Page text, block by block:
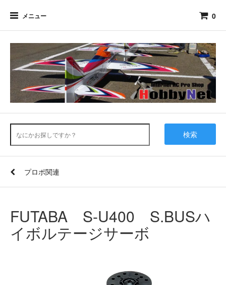
メニュー 0
検索
プロポ関連
FUTABA S-U400 S.BUSハ
イボルテージサーボ